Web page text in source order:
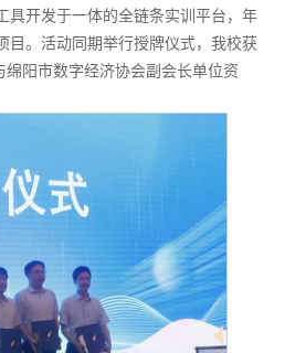
具开发于一体的全链条实训平台，年
目。活动同期举行授牌仪式，我校获
绵阳市数字经济协会副会长单位资